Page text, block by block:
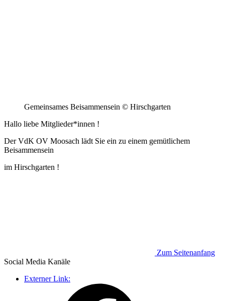
Gemeinsames Beisammensein © Hirschgarten
Hallo liebe Mitglieder*innen !
Der VdK OV Moosach lädt Sie ein zu einem gemütlichem
Beisammensein
im Hirschgarten !
Zum Seitenanfang
Social Media Kanäle
Externer Link: